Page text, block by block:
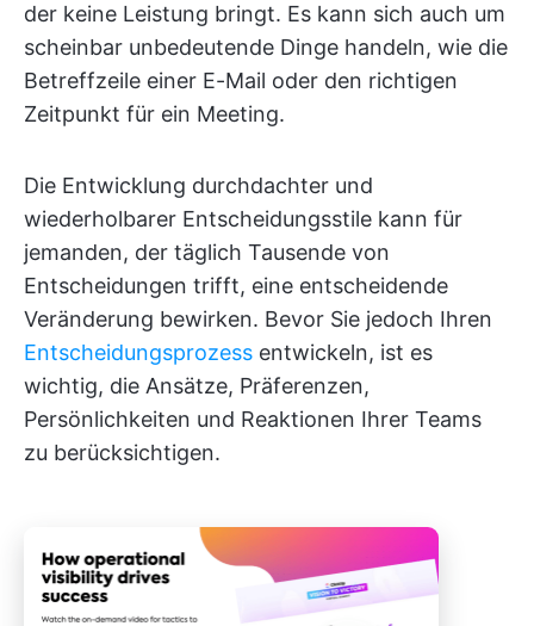
der keine Leistung bringt. Es kann sich auch um
scheinbar unbedeutende Dinge handeln, wie die
Betreffzeile einer E-Mail oder den richtigen
Zeitpunkt für ein Meeting.
Die Entwicklung durchdachter und
wiederholbarer Entscheidungsstile kann für
jemanden, der täglich Tausende von
Entscheidungen trifft, eine entscheidende
Veränderung bewirken. Bevor Sie jedoch Ihren
Entscheidungsprozess entwickeln, ist es
wichtig, die Ansätze, Präferenzen,
Persönlichkeiten und Reaktionen Ihrer Teams
zu berücksichtigen.